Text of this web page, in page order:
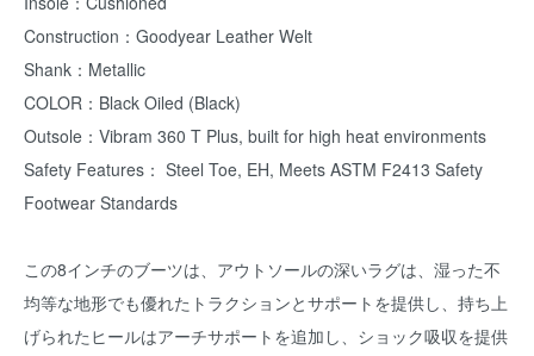
Construction：Goodyear Leather Welt
Shank：Metallic
COLOR：Black Oiled (Black)
Outsole：Vibram 360 T Plus, built for high heat environments
Safety Features： Steel Toe, EH, Meets ASTM F2413 Safety
Footwear Standards
この8インチのブーツは、アウトソールの深いラグは、湿った不
均等な地形でも優れたトラクションとサポートを提供し、持ち上
げられたヒールはアーチサポートを追加し、ショック吸収を提供